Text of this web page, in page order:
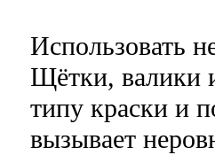
Использовать
Щётки, валики
типу краски и
вызывает